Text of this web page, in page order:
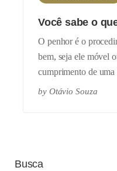
Você sabe o
O penhor é o
bem, seja ele móvel
cumprimento de
by Otávio Souza
Busca